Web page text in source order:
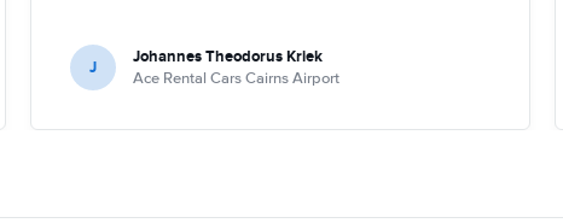
J Johannes Theodorus Kriek
Ace Rental Cars Cairns Airport